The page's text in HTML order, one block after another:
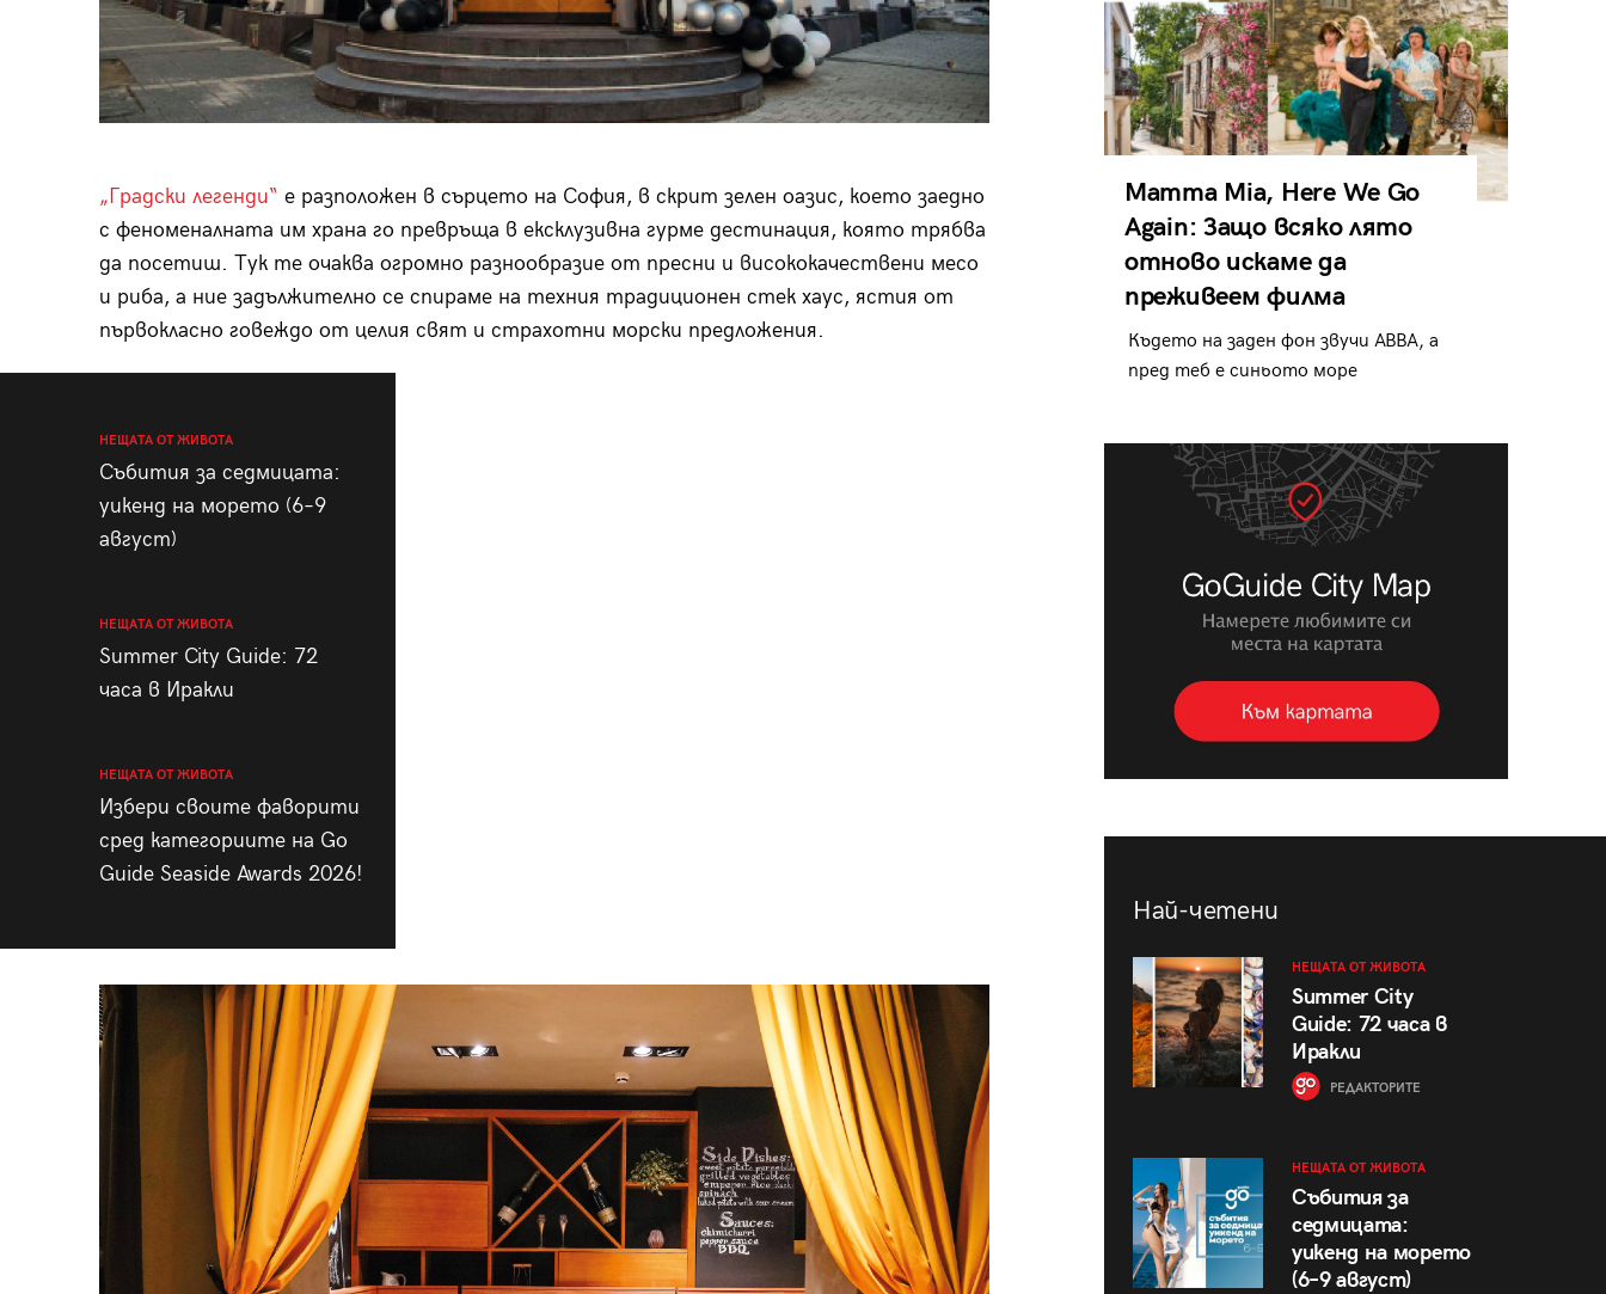
„Градски легенди“ е разположен в сърцето на София, в скрит зелен оазис, което заедно
с феноменалната им храна го превръща в ексклузивна гурме дестинация, която трябва
да посетиш. Тук те очаква огромно разнообразие от пресни и висококачествени месо
и риба, а ние задължително се спираме на техния традиционен стек хаус, ястия от
първокласно говеждо от целия свят и страхотни морски предложения.
НЕЩАТА ОТ ЖИВОТА
Събития за седмицата:
уикенд на морето (6–9
август)
НЕЩАТА ОТ ЖИВОТА
Summer City Guide: 72
часа в Иракли
НЕЩАТА ОТ ЖИВОТА
Избери своите фаворити
сред категориите на Go
Guide Seaside Awards 2026!
Mamma Mia, Here We Go
Again: Защо всяко лято
отново искаме да
преживеем филма
Където на заден фон звучи ABBA, а
пред теб е синьото море
Най-четени
НЕЩАТА ОТ ЖИВОТА
Summer City
Guide: 72 часа в
Иракли
РЕДАКТОРИТЕ
НЕЩАТА ОТ ЖИВОТА
Събития за
седмицата:
уикенд на морето
(6–9 август)